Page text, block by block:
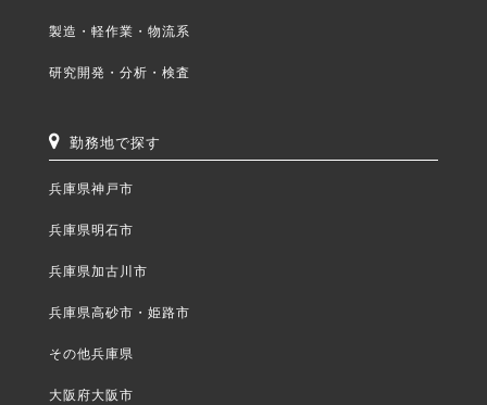
製造・軽作業・物流系
研究開発・分析・検査
勤務地で探す
兵庫県神戸市
兵庫県明石市
兵庫県加古川市
兵庫県高砂市・姫路市
その他兵庫県
大阪府大阪市